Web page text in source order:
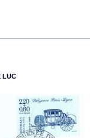
LUC